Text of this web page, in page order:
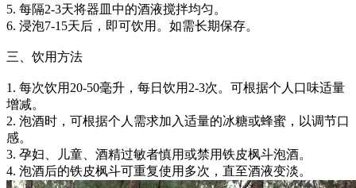
5. 每隔2-3天将器皿中的酒液搅拌均匀。
6. 浸泡7-15天后，即可饮用。如需长期保存。
三、饮用方法
1. 每次饮用20-50毫升，每日饮用2-3次。可根据个人口味适量
增减。
2. 泡酒时，可根据个人需求加入适量的冰糖或蜂蜜，以调节口
感。
3. 孕妇、儿童、酒精过敏者慎用或禁用铁皮枫斗泡酒。
4. 泡酒后的铁皮枫斗可重复使用多次，直至酒液变淡。